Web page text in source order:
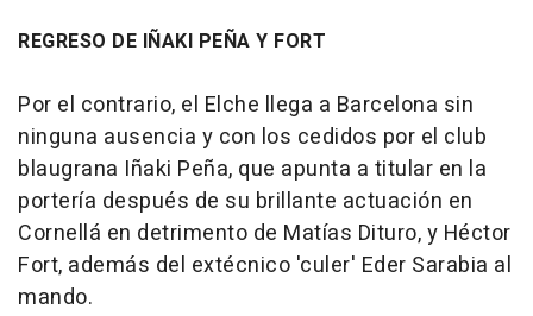
REGRESO DE IÑAKI PEÑA Y FORT
Por el contrario, el Elche llega a Barcelona sin
ninguna ausencia y con los cedidos por el club
blaugrana Iñaki Peña, que apunta a titular en la
portería después de su brillante actuación en
Cornellá en detrimento de Matías Dituro, y Héctor
Fort, además del extécnico 'culer' Eder Sarabia al
mando.